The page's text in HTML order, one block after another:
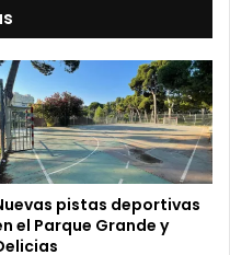
pistas deportivas
el Parque Grande y